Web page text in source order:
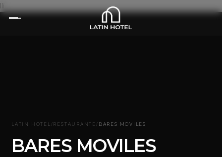
lli
LATIN HOTEL /RESTAURANTE/ BARES MOVILES
BARES MOVILES